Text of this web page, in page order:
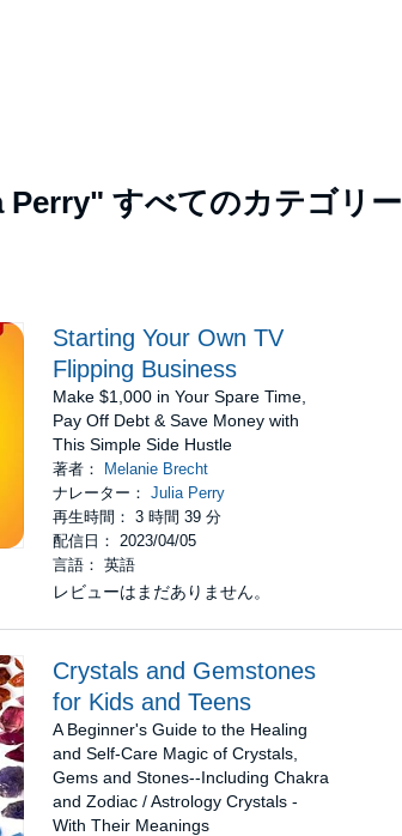
Perry" すべてのカテゴリー
Starting Your Own TV
Flipping Business
Make $1,000 in Your Spare Time,
Pay Off Debt & Save Money with
This Simple Side Hustle
著者：
Melanie Brecht
ナレーター：Julia Perry
再生時間： 3 時間 39 分
配信日： 2023/04/05
言語： 英語
レビューはまだありません。
Crystals and Gemstones
for Kids and Teens
A Beginner's Guide to the Healing
and Self-Care Magic of Crystals,
Gems and Stones--Including Chakra
and Zodiac / Astrology Crystals -
With Their Meanings